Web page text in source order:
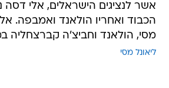
אשר לנציגים הישראלים, אלי דסה
הכבוד ואחריו הולאנד ואמבפה.
מסי, הולאנד וחביצ'ה קברצחליה
ליאונל מסי